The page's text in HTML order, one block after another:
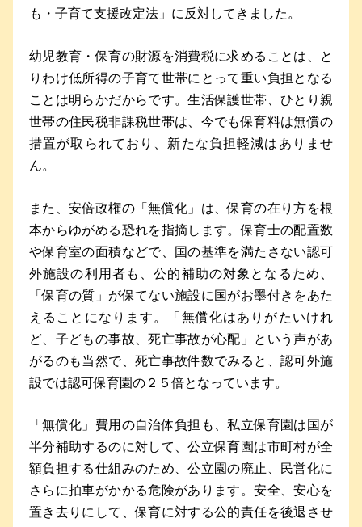
も・子育て支援改定法」に反対してきました。
幼児教育・保育の財源を消費税に求めることは、と
りわけ低所得の子育て世帯にとって重い負担となる
ことは明らかだからです。生活保護世帯、ひとり親
世帯の住民税非課税世帯は、今でも保育料は無償の
措置が取られており、新たな負担軽減はありませ
ん。
また、安倍政権の「無償化」は、保育の在り方を根
本からゆがめる恐れを指摘します。保育士の配置数
や保育室の面積などで、国の基準を満たさない認可
外施設の利用者も、公的補助の対象となるため、
「保育の質」が保てない施設に国がお墨付きをあた
えることになります。「無償化はありがたいけれ
ど、子どもの事故、死亡事故が心配」という声があ
がるのも当然で、死亡事故件数でみると、認可外施
設では認可保育園の２５倍となっています。
「無償化」費用の自治体負担も、私立保育園は国が
半分補助するのに対して、公立保育園は市町村が全
額負担する仕組みのため、公立園の廃止、民営化に
さらに拍車がかかる危険があります。安全、安心を
置き去りにして、保育に対する公的責任を後退させ